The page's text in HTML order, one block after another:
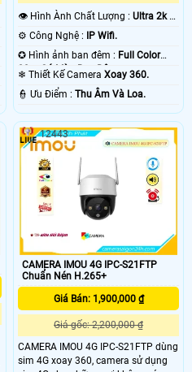
👁 Hình Ành Chất Lượng :Ultra 2k +
.
⚙ Công Nghệ :
IP Wifi.
✪ Hình ảnh ban đêm : Full Color
20m Có Màu Ban Ðêm.
❄ Thiết Kế CameraXoay 360.
️👮 Ưu Điểm :Thu Âm Và Loa.
CAMERA IMOU 4G IPC-S21FTP
Chuẩn Nén H.265+
Giá Bán: 1,900,000 ₫
Giá gốc: 2,200,000 ₫
CAMERA IMOU 4G IPC-S21FTP dùng
sim 4G xoay 360, camera sử dụng
12443